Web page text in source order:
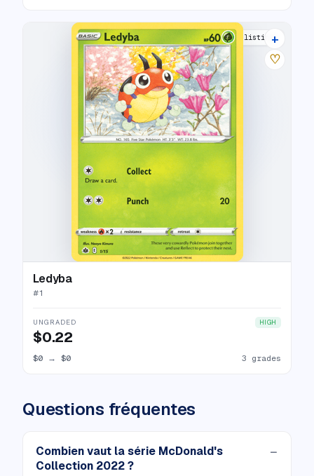
7 listings
+
♡
Ledyba
#1
UNGRADED HIGH
$0.22
$0 → $0 3 grades
Questions fréquentes
Combien vaut la série McDonald's
Collection 2022 ?